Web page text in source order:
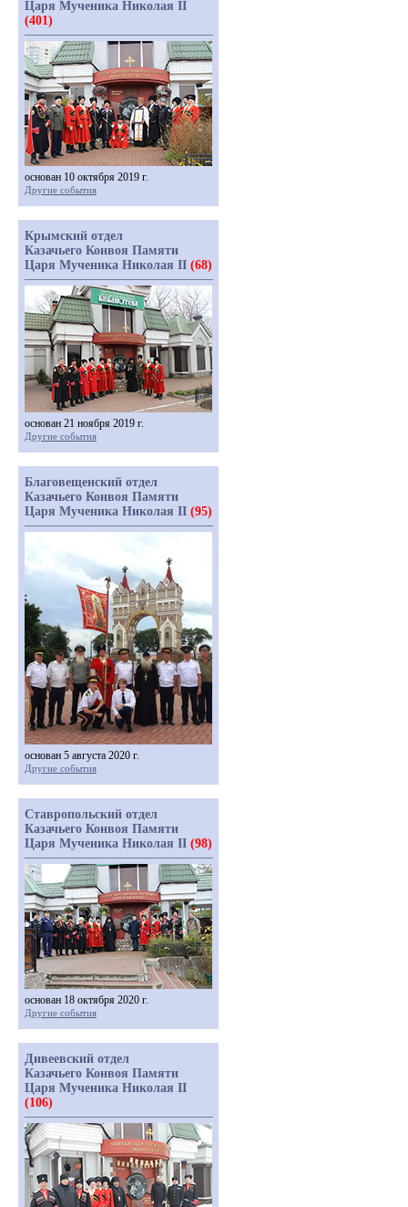
Царя Мученика Николая II
(401)
основан 10 октября 2019 г.
Другие события
Крымский отдел
Казачьего Конвоя Памяти
Царя Мученика Николая II (68)
основан 21 ноября 2019 г.
Другие события
Благовещенский отдел
Казачьего Конвоя Памяти
Царя Мученика Николая II (95)
основан 5 августа 2020 г.
Другие события
Ставропольский отдел
Казачьего Конвоя Памяти
Царя Мученика Николая II (98)
основан 18 октября 2020 г.
Другие события
Дивеевский отдел
Казачьего Конвоя Памяти
Царя Мученика Николая II
(106)